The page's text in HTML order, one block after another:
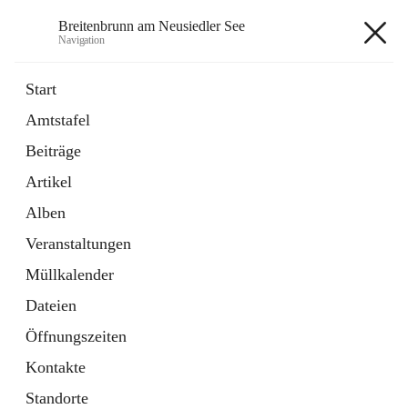
Breitenbrunn am Neusiedler See
Navigation
Start
Amtstafel
Beiträge
Artikel
Alben
Veranstaltungen
Müllkalender
Dateien
Öffnungszeiten
Kontakte
Standorte
18 Schnellzugriffe
Gemeindeservice